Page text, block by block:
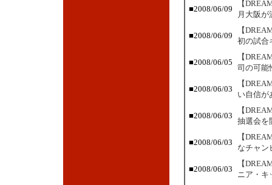
■2008/06/09
【
月大阪が
■2008/06/09
【
初の試合
■2008/06/05
【
司の可能
■2008/06/03
【
い自信が
■2008/06/03
【
抽選会を
■2008/06/03
【
なチャン
■2008/06/03
【
ニア・キ